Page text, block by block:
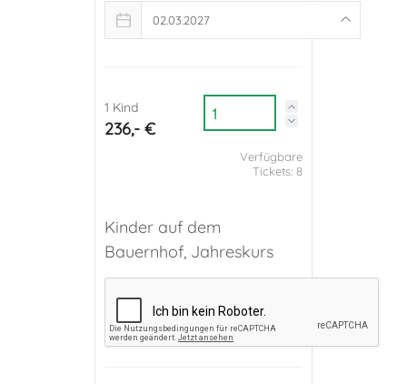
02.03.2027
1 Kind
236,- €
Verfügbare
Tickets: 8
Kinder auf dem
Bauernhof, Jahreskurs